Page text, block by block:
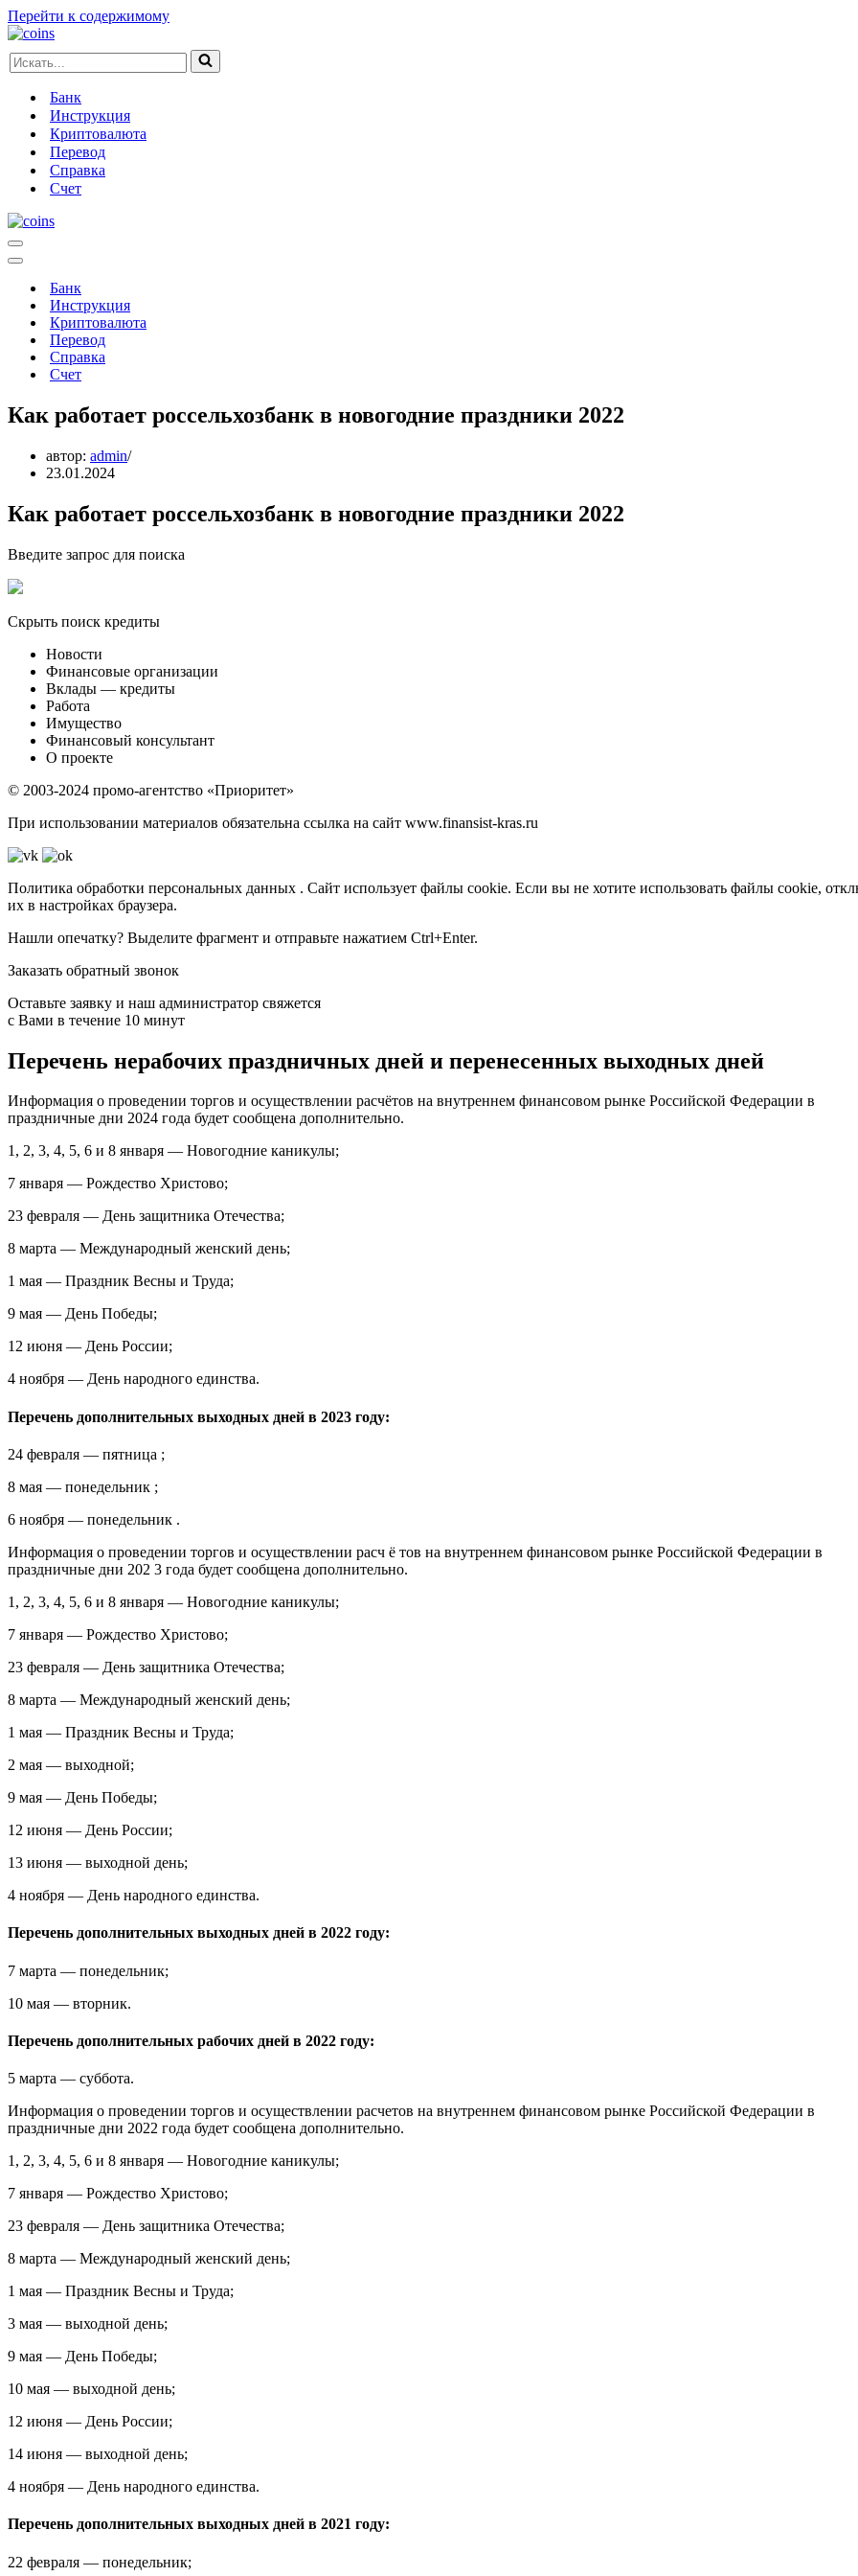
Перейти к содержимому
Искать...
Банк
Инструкция
Криптовалюта
Перевод
Справка
Счет
Меню
навигации
Меню
навигацииБанк
Инструкция
Криптовалюта
Перевод
Справка
Счет
Как работает россельхозбанк в новогодние праздники 2022
автор: admin
23.01.2024
Как работает россельхозбанк в новогодние праздники 2022
Введите запрос для поиска
Скрыть поиск кредиты
Новости
Финансовые организации
Вклады — кредиты
Работа
Имущество
Финансовый консультант
О проекте
© 2003-2024 промо-агентство «Приоритет»
При использовании материалов обязательна ссылка на сайт www.finansist-kras.ru
Политика обработки персональных данных . Сайт использует файлы cookie. Если вы не хотите использовать файлы cookie,
их в настройках браузера.
Нашли опечатку? Выделите фрагмент и отправьте нажатием Ctrl+Enter.
Заказать обратный звонок
Оставьте заявку и наш администратор свяжется
с Вами в течение 10 минут
Перечень нерабочих праздничных дней и перенесенных выходных дней
Информация о проведении торгов и осуществлении расчётов на внутреннем финансовом рынке Российской Федерации в
праздничные дни 2024 года будет сообщена дополнительно.
1, 2, 3, 4, 5, 6 и 8 января — Новогодние каникулы;
7 января — Рождество Христово;
23 февраля — День защитника Отечества;
8 марта — Международный женский день;
1 мая — Праздник Весны и Труда;
9 мая — День Победы;
12 июня — День России;
4 ноября — День народного единства.
Перечень дополнительных выходных дней в 2023 году:
24 февраля — пятница ;
8 мая — понедельник ;
6 ноября — понедельник .
Информация о проведении торгов и осуществлении расч ё тов на внутреннем финансовом рынке Российской Федерации в
праздничные дни 202 3 года будет сообщена дополнительно.
1, 2, 3, 4, 5, 6 и 8 января — Новогодние каникулы;
7 января — Рождество Христово;
23 февраля — День защитника Отечества;
8 марта — Международный женский день;
1 мая — Праздник Весны и Труда;
2 мая — выходной;
9 мая — День Победы;
12 июня — День России;
13 июня — выходной день;
4 ноября — День народного единства.
Перечень дополнительных выходных дней в 2022 году:
7 марта — понедельник;
10 мая — вторник.
Перечень дополнительных рабочих дней в 2022 году:
5 марта — суббота.
Информация о проведении торгов и осуществлении расчетов на внутреннем финансовом рынке Российской Федерации в
праздничные дни 2022 года будет сообщена дополнительно.
1, 2, 3, 4, 5, 6 и 8 января — Новогодние каникулы;
7 января — Рождество Христово;
23 февраля — День защитника Отечества;
8 марта — Международный женский день;
1 мая — Праздник Весны и Труда;
3 мая — выходной день;
9 мая — День Победы;
10 мая — выходной день;
12 июня — День России;
14 июня — выходной день;
4 ноября — День народного единства.
Перечень дополнительных выходных дней в 2021 году:
22 февраля — понедельник;